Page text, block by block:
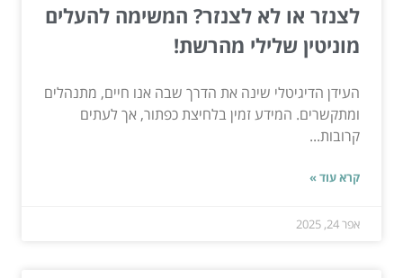
לצנזר או לא לצנזר? המשימה להעלים
מוניטין שלילי מהרשת!
העידן הדיגיטלי שינה את הדרך שבה אנו חיים, מתנהלים
ומתקשרים. המידע זמין בלחיצת כפתור, אך לעתים
קרובות...
קרא עוד »
אפר 24, 2025